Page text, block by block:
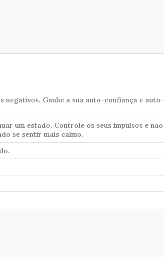
negativos. Ganhe a sua auto-confiança e
um estado. Controle os seus impulsos e
se sentir mais calmo.